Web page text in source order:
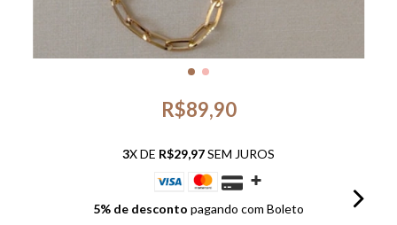
R$89,90
3X DE R$29,97SEM JUROS
5% de desconto pagando com Boleto